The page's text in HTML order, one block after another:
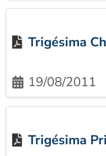
Trigésima
19/08/2011
Trigésima